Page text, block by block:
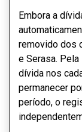
Embora a
removido dos
e Serasa.
dívida nos
permanecer
período, o